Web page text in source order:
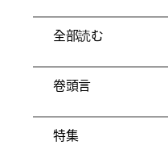
全部読む
卷頭言
特集